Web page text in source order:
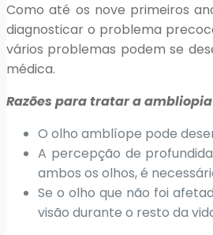
Como até os nove primeiros
diagnosticar o problema
vários problemas podem se
médica.
Razões para tratar a ambliopia
O olho amblíope pode
A percepção de
ambos os olhos, é
Se o olho que não foi
visão durante o resto da